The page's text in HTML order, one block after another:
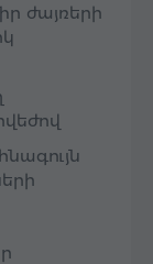
ժայռերի